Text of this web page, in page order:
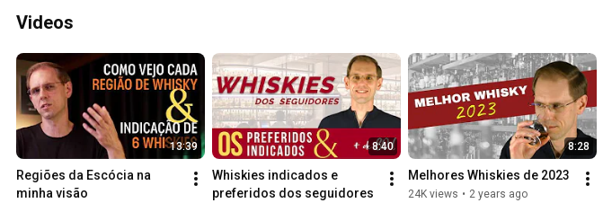
Videos
13:39
Regiões da Escócia na
minha visão
8:40
Whiskies indicados e
preferidos dos seguidores
8:28
Melhores Whiskies de 2023
24K views • 2 years ago